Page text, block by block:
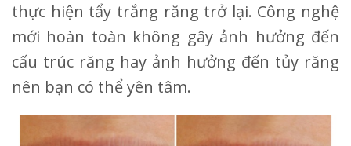
thực hiện tẩy trắng răng trở lại. Công nghệ
mới hoàn toàn không gây ảnh hưởng đến
cấu trúc răng hay ảnh hưởng đến tủy răng
nên bạn có thể yên tâm.